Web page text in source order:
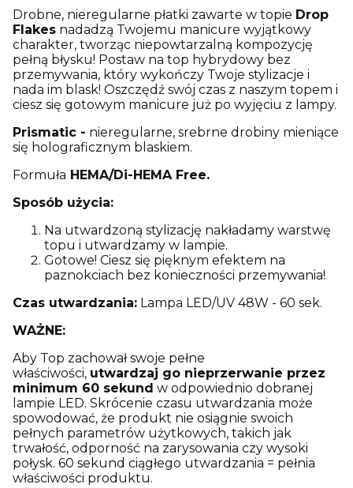
Drobne, nieregularne płatki zawarte w topie Drop
Flakes nadadzą Twojemu manicure wyjątkowy
charakter, tworząc niepowtarzalną kompozycję
pełną błysku! Postaw na top hybrydowy bez
przemywania, który wykończy Twoje stylizacje i
nada im blask! Oszczędź swój czas z naszym topem i
ciesz się gotowym manicure już po wyjęciu z lampy.
Prismatic - nieregularne, srebrne drobiny mieniące
się holograficznym blaskiem.
Formuła HEMA/Di-HEMA Free.
Sposób użycia:
Na utwardzoną stylizację nakładamy warstwę
topu i utwardzamy w lampie.
Gotowe! Ciesz się pięknym efektem na
paznokciach bez konieczności przemywania!
Czas utwardzania: Lampa LED/UV 48W - 60 sek.
WAŻNE:
Aby Top zachował swoje pełne
właściwości, utwardzaj go nieprzerwanie przez
minimum 60 sekund w odpowiednio dobranej
lampie LED. Skrócenie czasu utwardzania może
spowodować, że produkt nie osiągnie swoich
pełnych parametrów użytkowych, takich jak
trwałość, odporność na zarysowania czy wysoki
połysk. 60 sekund ciągłego utwardzania = pełnia
właściwości produktu.